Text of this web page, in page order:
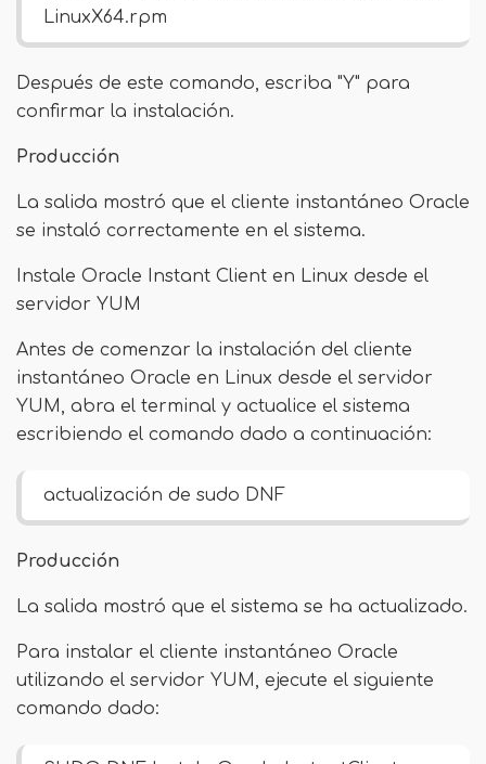
LinuxX64.rpm
Después de este comando, escriba "Y" para
confirmar la instalación.
Producción
La salida mostró que el cliente instantáneo Oracle
se instaló correctamente en el sistema.
Instale Oracle Instant Client en Linux desde el
servidor YUM
Antes de comenzar la instalación del cliente
instantáneo Oracle en Linux desde el servidor
YUM, abra el terminal y actualice el sistema
escribiendo el comando dado a continuación:
actualización de sudo DNF
Producción
La salida mostró que el sistema se ha actualizado.
Para instalar el cliente instantáneo Oracle
utilizando el servidor YUM, ejecute el siguiente
comando dado: